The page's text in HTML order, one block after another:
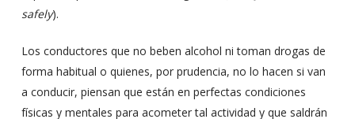
safely).
Los conductores que no beben alcohol ni toman drogas de
forma habitual o quienes, por prudencia, no lo hacen si van
a conducir, piensan que están en perfectas condiciones
físicas y mentales para acometer tal actividad y que saldrán